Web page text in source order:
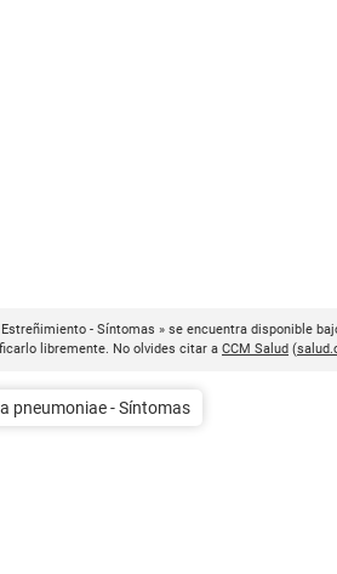
Estreñimiento - Síntomas » se encuentra disponible
libremente. No olvides citar a CCM Salud (
pneumoniae - Síntomas